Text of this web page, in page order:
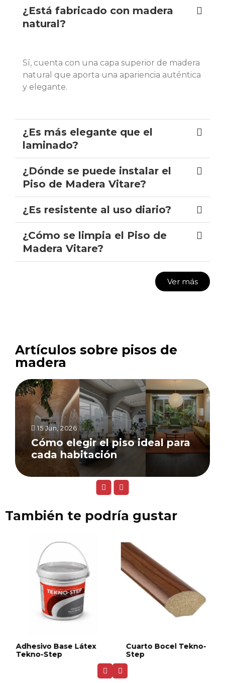
¿Está fabricado con madera
natural?
Sí, cuenta con una capa superior de madera
natural que aporta una apariencia auténtica
y elegante.
¿Es más elegante que el
laminado?
¿Dónde se puede instalar el
Piso de Madera Vitare?
¿Es resistente al uso diario?
¿Cómo se limpia el Piso de
Madera Vitare?
Ver más
Artículos sobre pisos de
madera
15 Jun, 2026
Cómo elegir el piso ideal para
cada habitación
También te podría gustar
Adhesivo Base Látex
Tekno-Step
Cuarto Bocel Tekno-
Step